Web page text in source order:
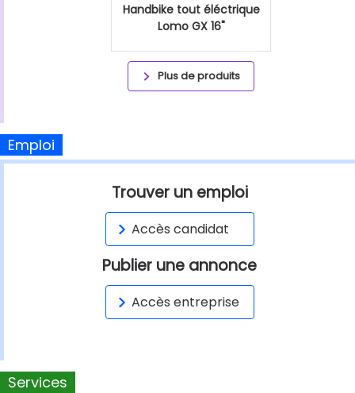
Handbike tout éléctrique
Lomo GX 16"
Plus de produits
Emploi
Trouver un emploi
Accès candidat
Publier une annonce
Accès entreprise
Services